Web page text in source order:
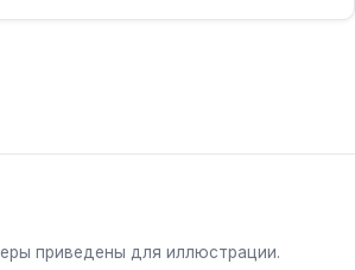
такого окраса сложно пройти
кистями и создают
плетистых роз.
Эйр Браш (Airbrush (Air
приведены для иллюстрации.